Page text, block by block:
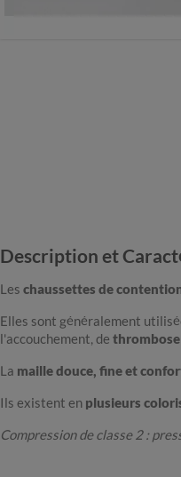
Description et
Les chaussettes de
Elles sont généralement
l'accouchement, de thrombose
La maille douce, fine et
Ils existent en plusieurs
Compression de classe 2 :